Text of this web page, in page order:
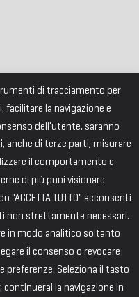
di tracciamento per
la navigazione e
dell'utente, saranno
anche di terze parti, misurare
il comportamento e
di più puoi visionare
"ACCETTA TUTTO" acconsenti
non strettamente necessari.
in modo analitico soltanto
il consenso o revocare
preferenze. Seleziona il tasto
continuerai la navigazione in